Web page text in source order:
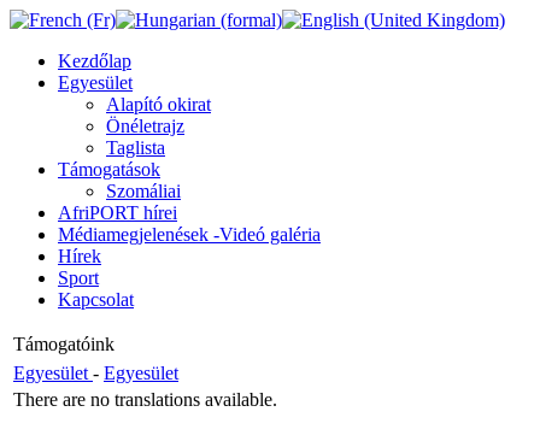
Kezdőlap
Egyesület
Alapító okirat
Önéletrajz
Taglista
Támogatások
Szomáliai
AfriPORT hírei
Médiamegjelenések -Videó galéria
Hírek
Sport
Kapcsolat
Támogatóink
Egyesület - Egyesület
There are no translations available.